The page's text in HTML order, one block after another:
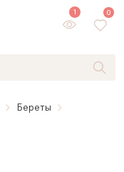
1 0
Береты